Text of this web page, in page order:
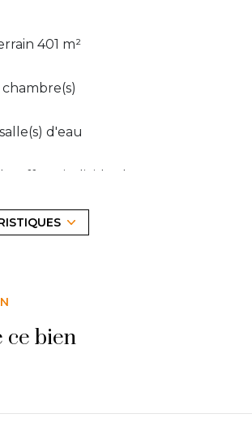
401 m²
chambre(s)
d'eau
individuel : convecteur
parking(s)
ce bien